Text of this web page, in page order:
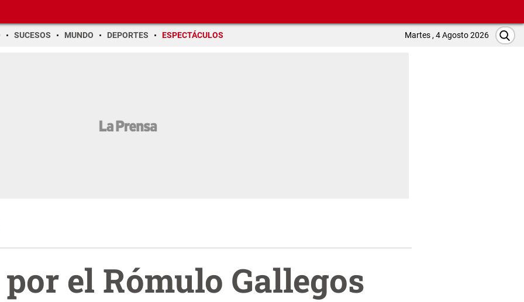
SUCESOS MUNDO DEPORTES ESPECTÁCULOS Martes , 4 Agosto 2026
el Rómulo Gallegos